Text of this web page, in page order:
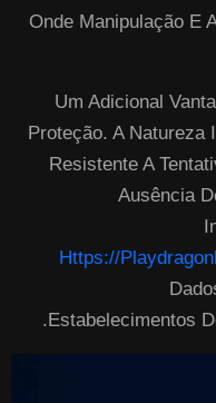
Onde Manipulação E
Um Adicional
Proteção. A Natureza
Resistente A
Ausência
Https://
Estabelecimentos